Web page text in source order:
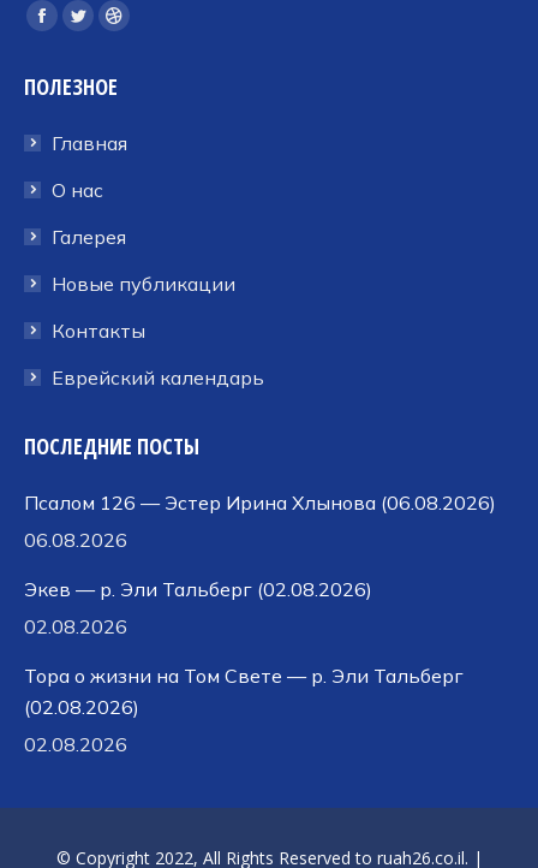
Ищите нас:
Страница
открывается
новом
окне
Страница
открывается
новом
окне
Страница
открывается
новом
ПОЛЕЗНОЕ
Главная
О нас
Галерея
Новые публикации
Контакты
Еврейский календарь
ПОСЛЕДНИЕ ПОСТЫ
Псалом 126 — Эстер Ирина Хлынова (06.08.2026)
06.08.2026
Экев — р. Эли Тальберг (02.08.2026)
02.08.2026
Тора о жизни на Том Свете — р. Эли Тальберг
(02.08.2026)
02.08.2026
© Copyright 2022, All Rights Reserved to ruah26.co.il. |